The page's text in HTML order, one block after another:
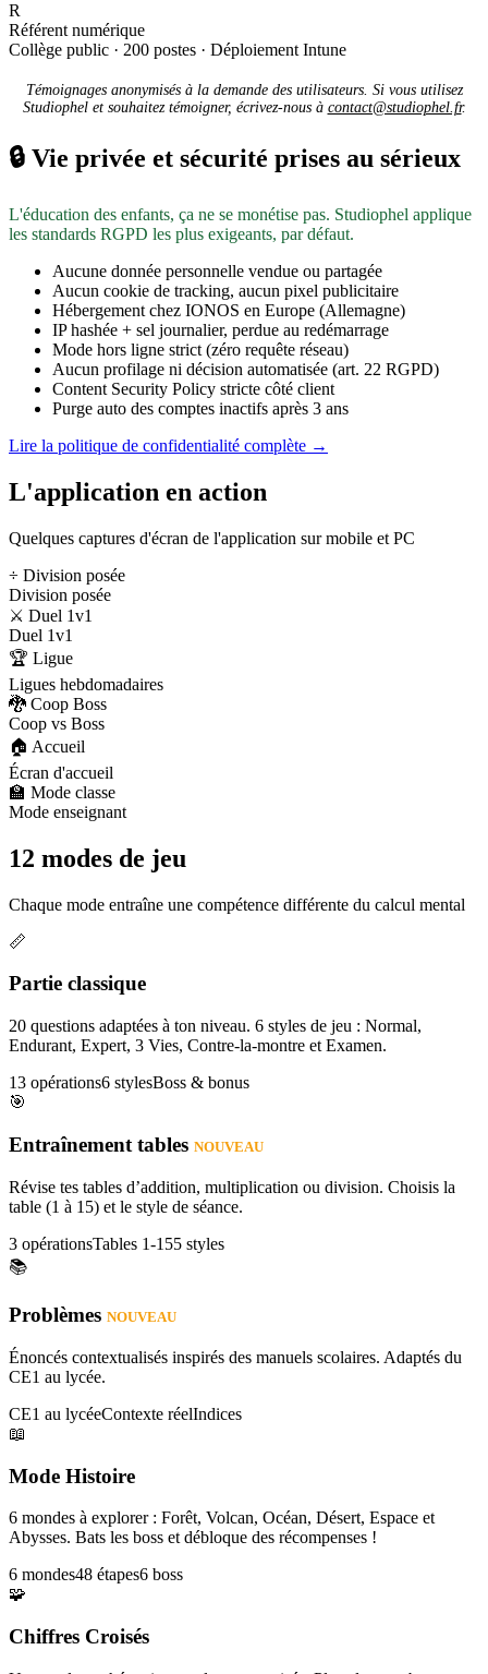
R
Référent numérique
Collège public · 200 postes · Déploiement Intune
Témoignages anonymisés à la demande des utilisateurs. Si vous utilisez
Studiophel et souhaitez témoigner, écrivez-nous à contact@studiophel.fr.
🔒 Vie privée et sécurité prises au sérieux
L'éducation des enfants, ça ne se monétise pas. Studiophel applique
les standards RGPD les plus exigeants, par défaut.
Aucune donnée personnelle vendue ou partagée
Aucun cookie de tracking, aucun pixel publicitaire
Hébergement chez IONOS en Europe (Allemagne)
IP hashée + sel journalier, perdue au redémarrage
Mode hors ligne strict (zéro requête réseau)
Aucun profilage ni décision automatisée (art. 22 RGPD)
Content Security Policy stricte côté client
Purge auto des comptes inactifs après 3 ans
Lire la politique de confidentialité complète →
L'application en action
Quelques captures d'écran de l'application sur mobile et PC
÷ Division posée
Division posée
⚔️ Duel 1v1
Duel 1v1
🏆 Ligue
Ligues hebdomadaires
🐉 Coop Boss
Coop vs Boss
🏠 Accueil
Écran d'accueil
🏫 Mode classe
Mode enseignant
12 modes de jeu
Chaque mode entraîne une compétence différente du calcul mental
📏
Partie classique
20 questions adaptées à ton niveau. 6 styles de jeu : Normal,
Endurant, Expert, 3 Vies, Contre-la-montre et Examen.
13 opérations6 stylesBoss & bonus
🎯
Entraînement tables NOUVEAU
Révise tes tables d’addition, multiplication ou division. Choisis la
table (1 à 15) et le style de séance.
3 opérationsTables 1-155 styles
📚
Problèmes NOUVEAU
Énoncés contextualisés inspirés des manuels scolaires. Adaptés du
CE1 au lycée.
CE1 au lycéeContexte réelIndices
📖
Mode Histoire
6 mondes à explorer : Forêt, Volcan, Océan, Désert, Espace et
Abysses. Bats les boss et débloque des récompenses !
6 mondes48 étapes6 boss
🧩
Chiffres Croisés